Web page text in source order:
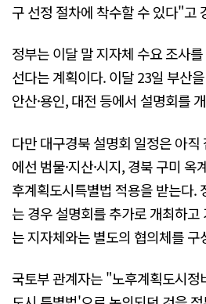
구 선정 절차에 착수할 수 있다"고
정부는 이달 말 지자체 수요 조사
선다는 계획이다. 이달 23일 부산
안산·용인, 대전 등에서 설명회를
다만 대구경북 설명회 일정은 아
에선 범물·지산·시지, 경북 구미 옥
후계획도시특별법 적용을 받는다.
는 경우 설명회를 추가로 개최하
는 지자체와는 별도의 협의체를
국토부 관계자는 "노후계획도시정